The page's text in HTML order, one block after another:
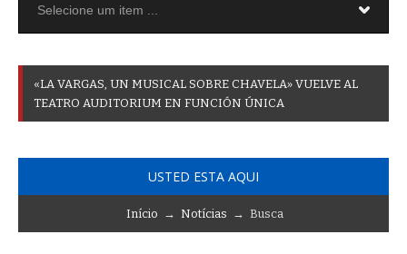
«LA VARGAS UN MUSICAL SOBRE CHAVELA» VUELVE AL
TEATRO AUDITORIUM EN FUNCIÓN ÚNICA
USTED ESTA AQUI
Início → Notícias → Busca